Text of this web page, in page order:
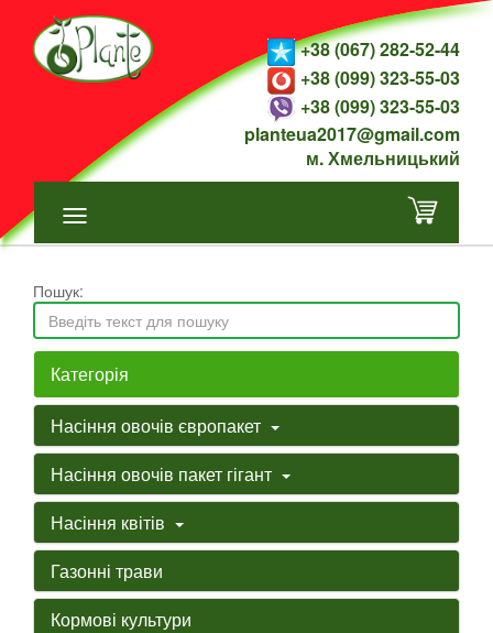
+38 (067) 282-52-44
+38 (099) 323-55-03
+38 (099) 323-55-03
planteua2017@gmail.com
м. Хмельницький
Пошук:
Категорія
Насіння овочів європакет
Насіння овочів пакет гігант
Насіння квітів
Газонні трави
Кормові культури